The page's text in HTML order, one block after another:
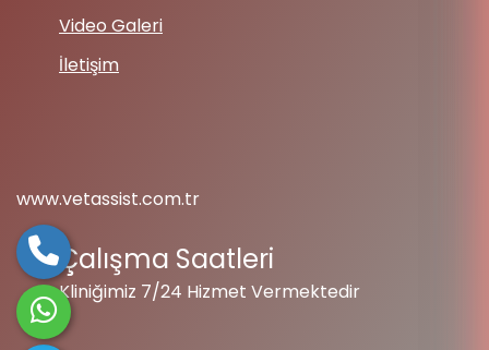
Video Galeri
İletişim
www.vetassist.com.tr
Çalışma Saatleri
Kliniğimiz 7/24 Hizmet Vermektedir